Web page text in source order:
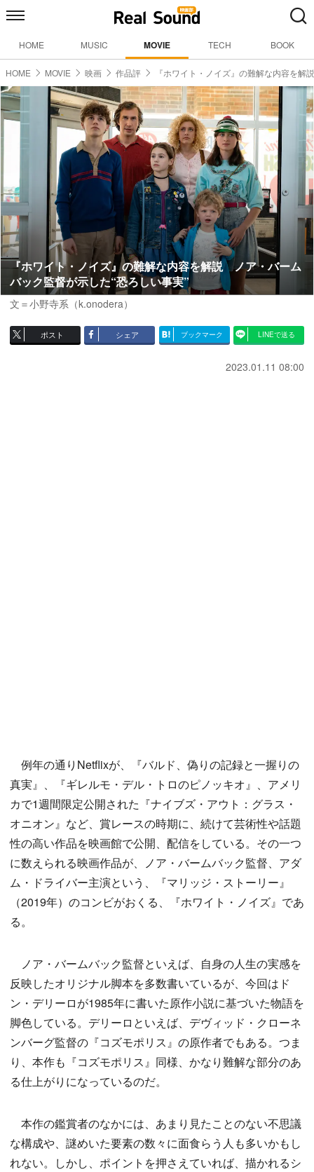
HOME MUSIC MOVIE TECH BOOK
HOME MOVIE 映画 作品評 『ホワイト・ノイズ』の難解な内容を解説
『ホワイト・ノイズ』の難解な内容を解説 ノア・バーム
バック監督が示した“恐ろしい事実”
文＝小野寺系（k.onodera）
ポスト シェア ブックマーク LINEで送る
2023.01.11 08:00
例年の通りNetflixが、『バルド、偽りの記録と一握りの
真実』、『ギレルモ・デル・トロのピノッキオ』、アメリ
カで1週間限定公開された『ナイブズ・アウト：グラス・
オニオン』など、賞レースの時期に、続けて芸術性や話題
性の高い作品を映画館で公開、配信をしている。その一つ
に数えられる映画作品が、ノア・バームバック監督、アダ
ム・ドライバー主演という、『マリッジ・ストーリー』
（2019年）のコンビがおくる、『ホワイト・ノイズ』であ
る。
ノア・バームバック監督といえば、自身の人生の実感を
反映したオリジナル脚本を多数書いているが、今回はド
ン・デリーロが1985年に書いた原作小説に基づいた物語を
脚色している。デリーロといえば、デヴィッド・クローネ
ンバーグ監督の『コズモポリス』の原作者でもある。つま
り、本作も『コズモポリス』同様、かなり難解な部分のあ
る仕上がりになっているのだ。
本作の鑑賞者のなかには、あまり見たことのない不思議
な構成や、謎めいた要素の数々に面食らう人も多いかもし
れない。しかし、ポイントを押さえていれば、描かれるシ